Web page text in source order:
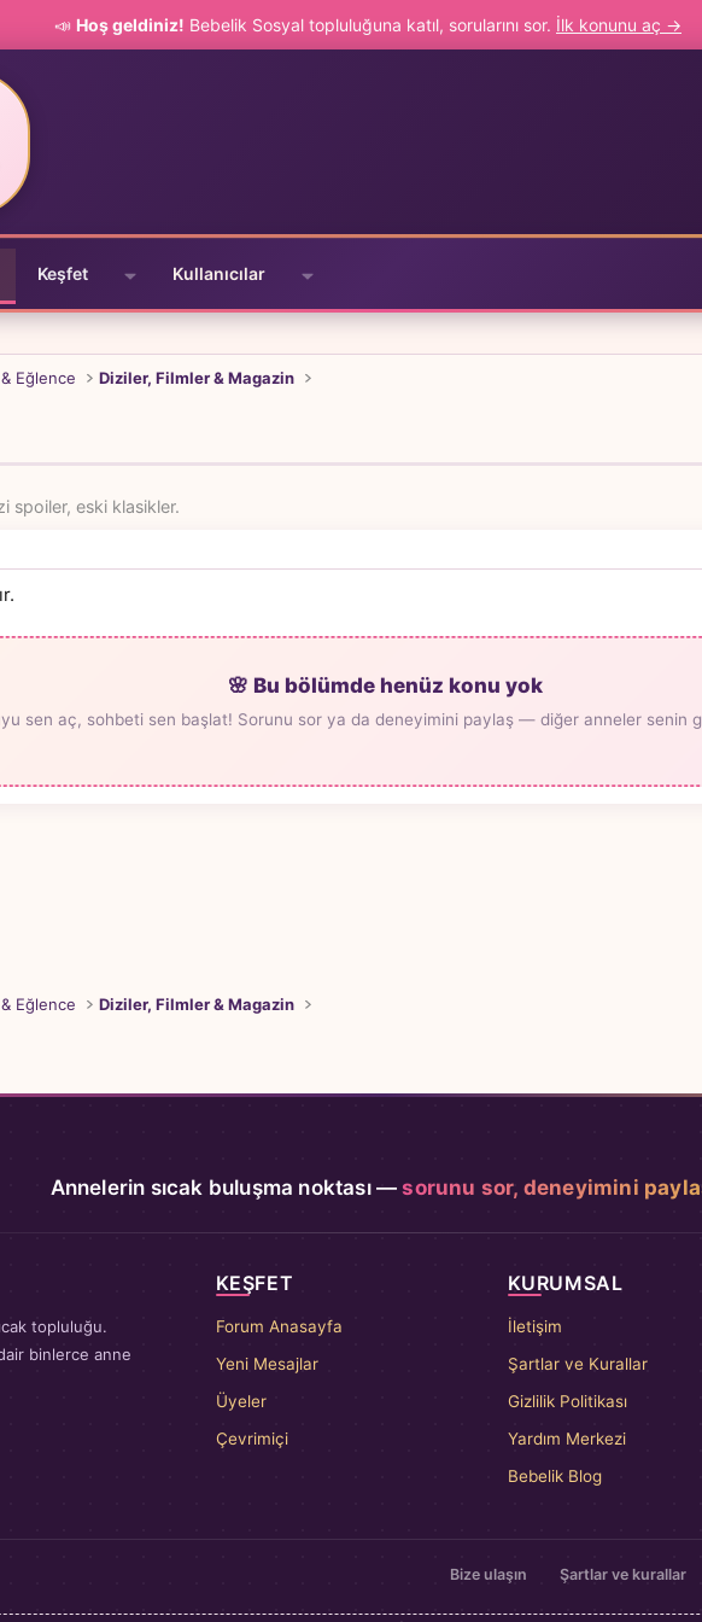
📣 Hoş geldiniz! Bebelik Sosyal topluluğuna katıl, sorularını sor. İlk konunu aç →
Keşfet Kullanıcılar
Eğlence Diziler, Filmler & Magazin
spoiler, eski klasikler.
🌸 Bu bölümde henüz konu yok
sen aç, sohbeti sen başlat! Sorunu sor ya da deneyimini paylaş — diğer anneler senin
Eğlence Diziler, Filmler & Magazin
Annelerin sıcak buluşma noktası —sorunu sor, deneyimini
topluluğu.
binlerce anne
KEŞFET
Forum Anasayfa
Yeni Mesajlar
Üyeler
Çevrimiçi
KURUMSAL
İletişim
Şartlar ve Kurallar
Gizlilik Politikası
Yardım Merkezi
Bebelik Blog
Bize ulaşın Şartlar ve kurallar